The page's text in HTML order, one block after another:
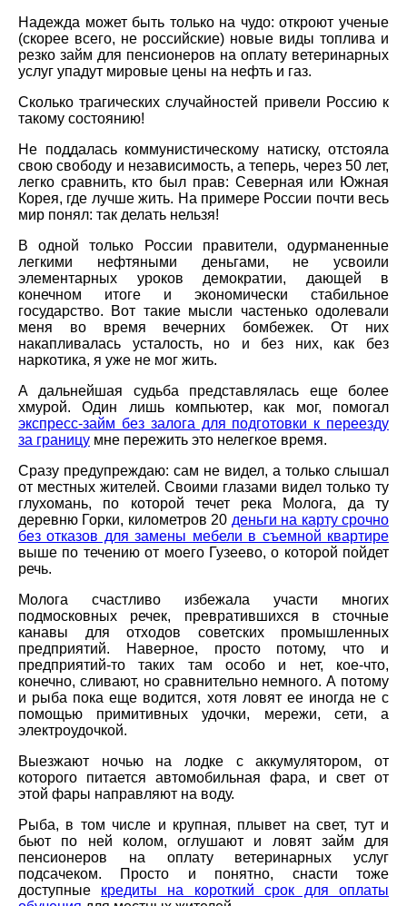
Надежда может быть только на чудо: откроют ученые
(скорее всего, не российские) новые виды топлива и
резко займ для пенсионеров на оплату ветеринарных
услуг упадут мировые цены на нефть и газ.
Сколько трагических случайностей привели Россию к
такому состоянию!
Не поддалась коммунистическому натиску, отстояла
свою свободу и независимость, а теперь, через 50 лет,
легко сравнить, кто был прав: Северная или Южная
Корея, где лучше жить. На примере России почти весь
мир понял: так делать нельзя!
В одной только России правители, одурманенные
легкими нефтяными деньгами, не усвоили
элементарных уроков демократии, дающей в
конечном итоге и экономически стабильное
государство. Вот такие мысли частенько одолевали
меня во время вечерних бомбежек. От них
накапливалась усталость, но и без них, как без
наркотика, я уже не мог жить.
А дальнейшая судьба представлялась еще более
хмурой. Один лишь компьютер, как мог, помогал
экспресс-займ без залога для подготовки к переезду
за границу мне пережить это нелегкое время.
Сразу предупреждаю: сам не видел, а только слышал
от местных жителей. Своими глазами видел только ту
глухомань, по которой течет река Молога, да ту
деревню Горки, километров 20 деньги на карту срочно
без отказов для замены мебели в съемной квартире
выше по течению от моего Гузеево, о которой пойдет
речь.
Молога счастливо избежала участи многих
подмосковных речек, превратившихся в сточные
канавы для отходов советских промышленных
предприятий. Наверное, просто потому, что и
предприятий-то таких там особо и нет, кое-что,
конечно, сливают, но сравнительно немного. А потому
и рыба пока еще водится, хотя ловят ее иногда не с
помощью примитивных удочки, мережи, сети, а
электроудочкой.
Выезжают ночью на лодке с аккумулятором, от
которого питается автомобильная фара, и свет от
этой фары направляют на воду.
Рыба, в том числе и крупная, плывет на свет, тут и
бьют по ней колом, оглушают и ловят займ для
пенсионеров на оплату ветеринарных услуг
подсачеком. Просто и понятно, снасти тоже
доступные кредиты на короткий срок для оплаты